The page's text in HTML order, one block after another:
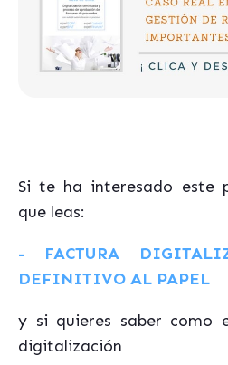
Si te ha interesado este
que leas:
- FACTURA
DEFINITIVO AL PAPEL
y si quieres saber como
digitalización